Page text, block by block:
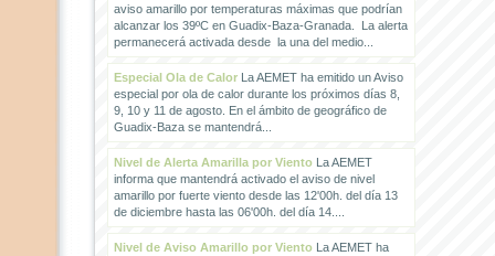
aviso amarillo por temperaturas máximas que podrían
alcanzar los 39ºC en Guadix-Baza-Granada. La alerta
permanecerá activada desde la una del medio...
Especial Ola de CalorLa AEMET ha emitido un Aviso
especial por ola de calor durante los próximos días 8,
9, 10 y 11 de agosto. En el ámbito de geográfico de
Guadix-Baza se mantendrá...
Nivel de Alerta Amarilla por VientoLa AEMET
informa que mantendrá activado el aviso de nivel
amarillo por fuerte viento desde las 12'00h. del día 13
de diciembre hasta las 06'00h. del día 14....
Nivel de Aviso Amarillo por VientoLa AEMET ha